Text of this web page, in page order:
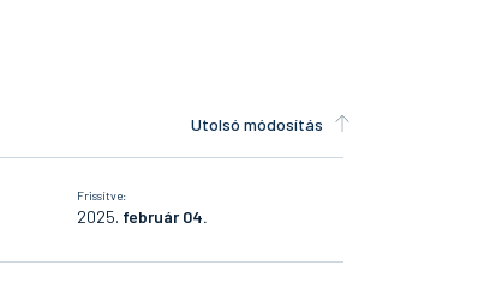
Utolsó módosítás
Frissítve:
2025. február 04.